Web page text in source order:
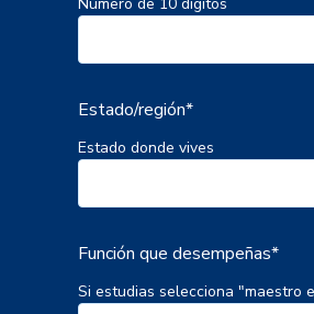
Número de 10 dígitos
Estado/región*
Estado donde vives
Función que desempeñas*
Si estudias selecciona "maestro